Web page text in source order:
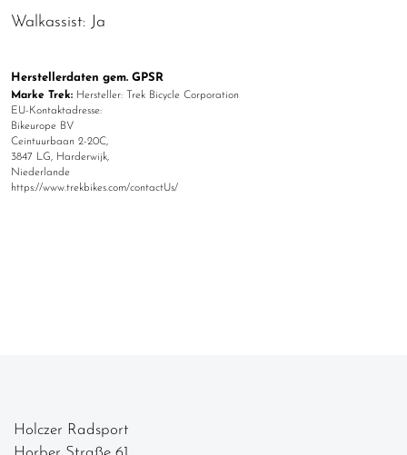
Walkassist: Ja
Herstellerdaten gem. GPSR
Marke Trek: Hersteller: Trek Bicycle Corporation
EU-Kontaktadresse:
Bikeurope BV
Ceintuurbaan 2-20C,
3847 LG, Harderwijk,
Niederlande
https://www.trekbikes.com/contactUs/
Holczer Radsport